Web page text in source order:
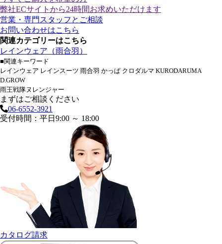
弊社ECサイトから24時間お求めいただけます
営業・専門スタッフとご相談
お問い合わせはこちら
関連カテゴリーはこちら
レインウェア（雨合羽）
■関連キーワード
レインウェア レインスーツ 雨合羽 かっぱ クロダルマ KURODARUMA
D.GROW
雨王戦隊ヌレンジャー
まずはご相談ください
06-6552-3921
受付時間：平日9:00 ～ 18:00
カタログ請求